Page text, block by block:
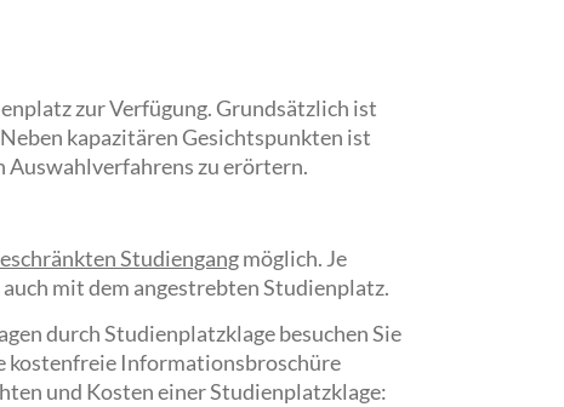
zur Verfügung. Grundsätzlich ist
kapazitären Gesichtspunkten ist
Auswahlverfahrens zu erörtern.
Studiengangmöglich. Je
mit dem angestrebten Studienplatz.
durch Studienplatzklage besuchen Sie
kostenfreie Informationsbroschüre
und Kosten einer Studienplatzklage: